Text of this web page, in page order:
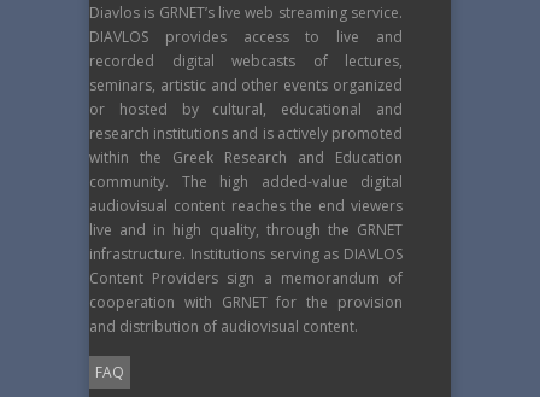
Diavlos is GRNET’s live web streaming service.
DIAVLOS provides access to live and
recorded digital webcasts of lectures,
seminars, artistic and other events organized
or hosted by cultural, educational and
research institutions and is actively promoted
within the Greek Research and Education
community. The high added-value digital
audiovisual content reaches the end viewers
live and in high quality, through the GRNET
infrastructure. Institutions serving as DIAVLOS
Content Providers sign a memorandum of
cooperation with GRNET for the provision
and distribution of audiovisual content.
FAQ